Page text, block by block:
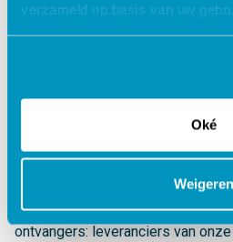
verzameld op basis van uw
Oké
Weigeren
delen met andere partijen. In
persoonsgegevens aan derden
U ons hiervoor toestemming
SDB zich kan beroepen op een
voor de uitvoer van een
Wij kunnen gegevens delen met
ontvangers: leveranciers van